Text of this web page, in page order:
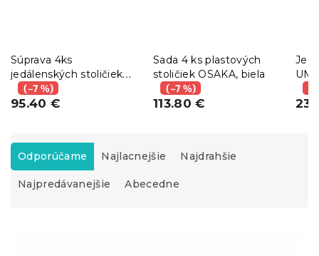
Súprava 4ks
jedálenských stoličiek
KITO bielych
(–7 %)
95.40 €
Sada 4 ks plastových
stoličiek OSAKA, biela
(–7 %)
113.80 €
R
a
d
e
Odporúčame Najlacnejšie Najdrahšie
Najpredávanejšie Abecedne